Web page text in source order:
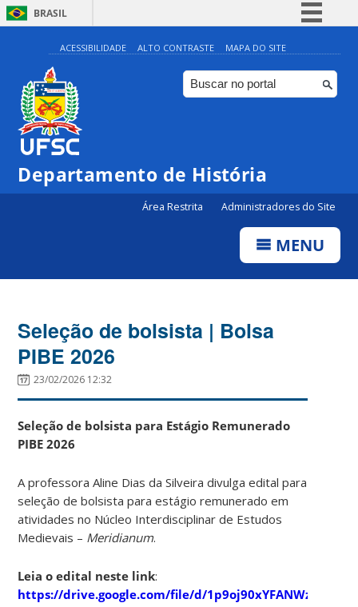
BRASIL
Simplifique!
Comunica BR
Participe
Canais
ACESSIBILIDADE ALTO CONTRASTE MAPA DO SITE
Departamento de História
Área Restrita Administradores do Site
MENU
Seleção de bolsista | Bolsa
PIBE 2026
23/02/2026 12:32
Seleção de bolsista para Estágio Remunerado
PIBE 2026
A professora Aline Dias da Silveira divulga edital para
seleção de bolsista para estágio remunerado em
atividades no Núcleo Interdisciplinar de Estudos
Medievais – Meridianum.
Leia o edital neste link:
https://drive.google.com/file/d/